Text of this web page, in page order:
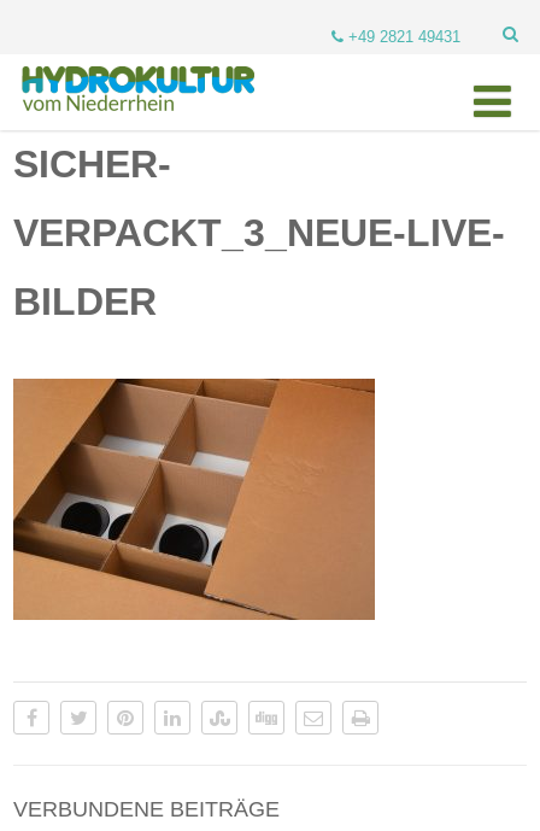
+49 2821 49431
SICHER-
VERPACKT_3_NEUE-LIVE-
BILDER
VERBUNDENE BEITRÄGE